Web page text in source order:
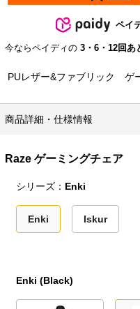
ペイ
今ならペイディの 3・6・12回あ
PUレザー&ファブリック ゲ
商品詳細・仕様情報
Raze ゲーミングチェア
シリーズ： Enki
Enki Iskur
Enki (Black)